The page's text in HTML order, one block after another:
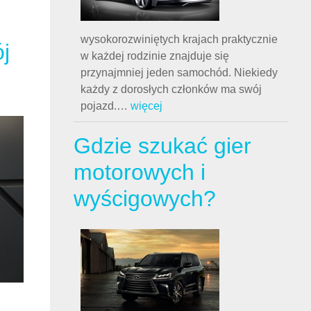
wysokorozwiniętych krajach praktycznie
w każdej rodzinie znajduje się
przynajmniej jeden samochód. Niekiedy
każdy z dorosłych członków ma swój
pojazd.… więcej
Gdzie szukać gier
motorowych i
wyścigowych?